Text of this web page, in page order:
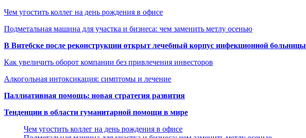
Чем угостить коллег на день рождения в офисе
Подметальная машина для участка и бизнеса: чем заменить метлу осенью
В Витебске после реконструкции открыт лечебный корпус инфекционной больницы
Как увеличить оборот компании без привлечения инвесторов
Алкогольная интоксикация: симптомы и лечение
Паллиативная помощь: новая стратегия развития
Тенденции в области гуманитарной помощи в мире
Чем угостить коллег на день рождения в офисе